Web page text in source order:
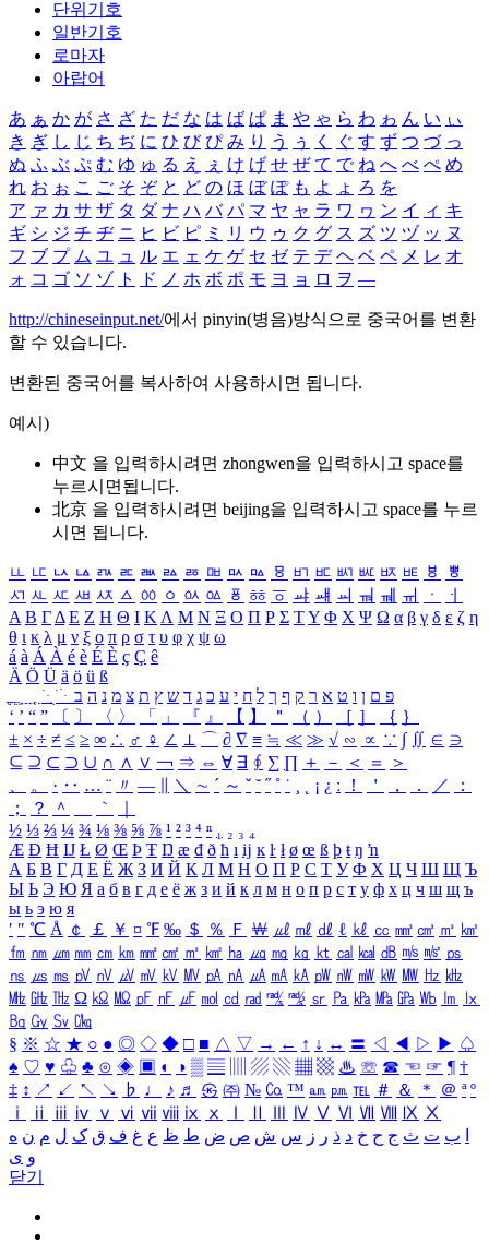
단위기호
일반기호
로마자
아랍어
あ ぁ か が さ ざ た だ な は ば ぱ ま や ゃ ら わ ゎ ん い ぃ
き ぎ し じ ち ぢ に ひ び ぴ み り う ぅ く ぐ す ず つ づ っ
ぬ ふ ぶ ぷ む ゆ ゅ る え ぇ け げ せ ぜ て で ね へ べ ぺ め
れ お ぉ こ ご そ ぞ と ど の ほ ぼ ぽ も よ ょ ろ を
ア ァ カ サ ザ タ ダ ナ ハ バ パ マ ヤ ャ ラ ワ ヮ ン イ ィ キ
ギ シ ジ チ ヂ ニ ヒ ビ ピ ミ リ ウ ゥ ク グ ス ズ ツ ヅ ッ ヌ
フ ブ プ ム ユ ュ ル エ ェ ケ ゲ セ ゼ テ デ ヘ ベ ペ メ レ オ
ォ コ ゴ ソ ゾ ト ド ノ ホ ボ ポ モ ヨ ョ ロ ヲ ―
http://chineseinput.net/에서 pinyin(병음)방식으로 중국어를 변환
할 수 있습니다.
변환된 중국어를 복사하여 사용하시면 됩니다.
예시)
中文 을 입력하시려면 zhongwen을 입력하시고 space를
누르시면됩니다.
北京 을 입력하시려면 beijing을 입력하시고 space를 누르
시면 됩니다.
ㅥ ㅦ ㅧ ㅨ ㅩ ㅪ ㅫ ㅬ ㅭ ㅮ ㅯ ㅰ ㅱ ㅲ ㅳ ㅴ ㅵ ㅶ ㅷ ㅸ
ㅹ
ㅺ ㅻ ㅼ ㅽ ㅾ ㅿ ㆀ ㆁ ㆂ ㆃ ㆄ ㆅ ㆆ ㆇ ㆈ ㆉ ㆊ ㆋ ㆌ ㆍ
ㆎ
Α Β ΓΔ Ε Ζ Η Θ Ι ΚΛ Μ Ν Ξ Ο Π Ρ Σ ΤΥ Φ Χ Ψ Ω α β γ δ ε ζ η
θ ι κ λ μ ν ξ ο π ρ σ τ υ φ χ ψ ω
á à Á À é è É È ç Ç ê
Ä Ö Ü ä ö ü ß
ִֶֹ ֻּ ׁׂ פ ם ן ו ט א ר ק ף ך ל ח י ע כ ג ד ש ץ ת צ מ נ ה ב
‘ ’ “ ” 〔 〕 〈 〉 「 」 『 』 【 】 ＂ （ ） ［ ］ ｛ ｝
± × ÷ ≠ ≤ ≥ ∞ ∴ ♂ ♀ ∠ ⊥ ⌒ ∂ ∇ ≡ ≒ ≪ ≫ √ ∽ ∝ ∵ ∫ ∬ ∈ ∋
⊆ ⊇ ⊂ ⊃ ∪ ∩ ∧ ∨ ￢ ⇒ ⇔ ∀ ∃ ∮ ∑ ∏ ＋ － ＜ ＝
＞
、
。 · ‥ … ¨ 〃 ― ＼ ∼ ´ ～ ˇ ˘ ˝ ˚ ˙ ¸ ¡ ¿ ː ！ ＇ ， ． ／
：
；
？ ＾ ｀
½ ⅓ ⅔ ¼ ¾ ⅛ ⅜ ⅝ ⅞ ¹ ² ³ ⁴ ⁿ ₁ ₂ ₃ ₄
Æ Ð Ħ Ĳ Ł Ø Œ Þ Ŧ Ŋ æ đ ð ħ ı ĳ ĸ ŀ ł ø œ ß þ ŧ ŋ ŉ
А Б В Г Д Е Ё Ж З И Й К Л М Н О П Р С Т У Ф Х Ц Ч Ш Щ Ъ
Ы Ь Э Ю Я а б в г д е ё ж з и й к л м н о п р с т у ф х ц ч ш щ ъ
ы ь э ю я
′ ″ ℃ Å ￠ ￡ ￥ ¤ ℉ ‰ ＄ ％ Ｆ ￦ ㎕ ㎖ ㎗ ℓ ㎘ ㏄ ㎣ ㎤ ㎥ ㎦
㎙ ㎚ ㎛ ㎜ ㎝ ㎞ ㎟ ㎠ ㎡ ㎢ ㏊ ㎍ ㎎ ㎏ ㏏ ㎈ ㎉ ㏈ ㎧ ㎨ ㎰
㎱ ㎲ ㎳ ㎴ ㎵ ㎶ ㎷ ㎸ ㎹ ㎀ ㎁ ㎂ ㎃ ㎄ ㎺ ㎻ ㎽ ㎾ ㎿ ㎐ ㎑
㎒ ㎓ ㎔ Ω ㏀ ㏁ ㎊ ㎋ ㎌ ㏖ ㏅ ㎭ ㎮ ㎯ ㏛ ㎩ ㎪ ㎫ ㎬ ㏝ ㏐
㏓
㏃ ㏉ ㏜ ㏆
§ ※ ☆ ★ ○ ● ◎ ◇ ◆ □ ■ △ ▽ → ← ↑ ↓ ↔ 〓 ◁ ◀ ▷ ▶ ♤
♠ ♡ ♥ ♧ ♣ ⊙ ◈ ▣ ◐ ◑ ▒ ▤ ▨ ▧ ▦ ▩ ♨ ☏ ☎ ☜ ☞ ¶ †
‡ ↕ ↗ ↙ ↖ ↘ ♭ ♩ ♪ ♬ ㉿ ㈜ № ㏇ ™ ㏂ ㏘ ℡ ＃ ＆ ＊ ＠ ª º
ⅰ
ⅱ ⅲ ⅳ ⅴ ⅵ ⅶ ⅷ ⅸ ⅹ Ⅳ Ⅴ Ⅵ Ⅶ Ⅷ Ⅸ Ⅹ
ب ت ث ج ح خ د ذ ر ز س ش ص ض ط ظ ع غ ف ق ک ل م ن ه
و ی
닫기